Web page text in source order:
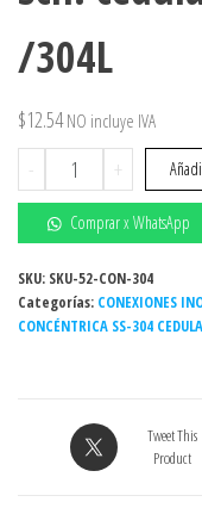
/304L
$12.54 NO incluye IVA
-
Reducción
concéntrica
Inoxidable
soldar
2-
1/2"
x
cédula
Grado
+
Comprar x WhatsApp
SKU: SKU-52-CON-304
Categorías: CONEXIONES
CONCÉNTRICA SS-304
Tweet This
Product